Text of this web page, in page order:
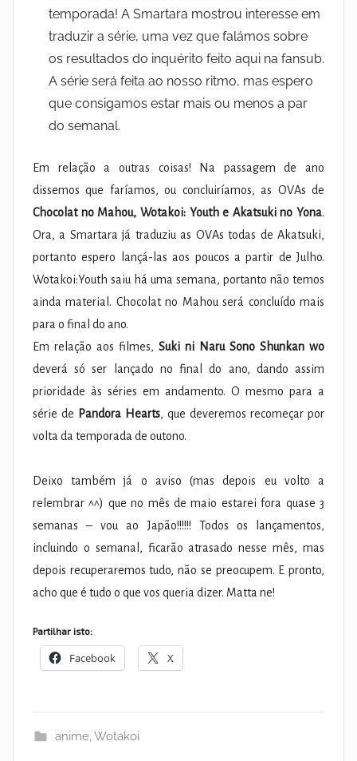
temporada! A Smartara mostrou interesse em
traduzir a série, uma vez que falámos sobre
os resultados do inquérito feito aqui na fansub.
A série será feita ao nosso ritmo, mas espero
que consigamos estar mais ou menos a par
do semanal.
Em relação a outras coisas! Na passagem de ano
dissemos que faríamos, ou concluiríamos, as OVAs de
Chocolat no Mahou, Wotakoi: Youth e Akatsuki no Yona.
Ora, a Smartara já traduziu as OVAs todas de Akatsuki,
portanto espero lançá-las aos poucos a partir de Julho.
Wotakoi:Youth saiu há uma semana, portanto não temos
ainda material. Chocolat no Mahou será concluído mais
para o final do ano.
Em relação aos filmes, Suki ni Naru Sono Shunkan wo
deverá só ser lançado no final do ano, dando assim
prioridade às séries em andamento. O mesmo para a
série de Pandora Hearts, que deveremos recomeçar por
volta da temporada de outono.
Deixo também já o aviso (mas depois eu volto a
relembrar ^^) que no mês de maio estarei fora quase 3
semanas – vou ao Japão!!!!!! Todos os lançamentos,
incluindo o semanal, ficarão atrasado nesse mês, mas
depois recuperaremos tudo, não se preocupem. E pronto,
acho que é tudo o que vos queria dizer. Matta ne!
Partilhar isto:
Facebook X
anime,Wotakoi